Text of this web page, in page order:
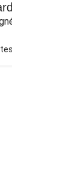
sur naan
d'une salade